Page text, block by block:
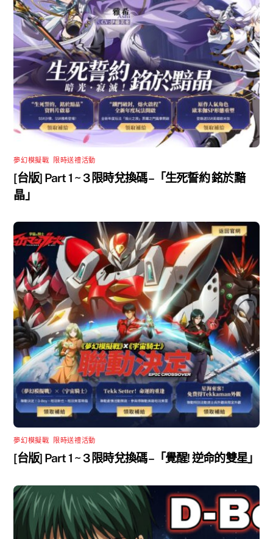
夢幻模擬戰 限時送禮活動
[台版] Part 1 ~ 3 限時兌換碼 –「生死誓約 銘於黯
晶」
夢幻模擬戰 限時送禮活動
[台版] Part 1 ~ 3 限時兌換碼 –「覺醒! 逆命的雙星」